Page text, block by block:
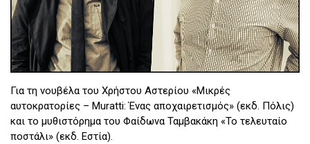
Για τη νουβέλα του Χρήστου Αστερίου «Μικρές
αυτοκρατορίες – Muratti: Ένας αποχαιρετισμός» (εκδ. Πόλις)
και το μυθιστόρημα του Φαίδωνα Ταμβακάκη «Το τελευταίο
ποστάλι» (εκδ. Εστία).